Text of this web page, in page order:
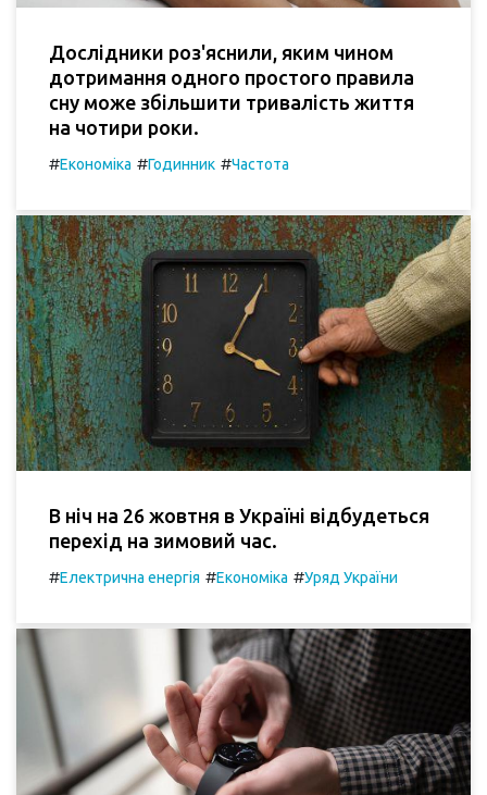
Дослідники роз'яснили, яким чином
дотримання одного простого правила
сну може збільшити тривалість життя
на чотири роки.
#Економіка #Годинник #Частота
В ніч на 26 жовтня в Україні відбудеться
перехід на зимовий час.
#Електрична енергія #Економіка #Уряд України